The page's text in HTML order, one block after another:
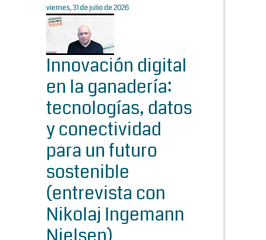
viernes, 31 de julio de 2026
Innovación digital
en la ganadería:
tecnologías, datos
y conectividad
para un futuro
sostenible
(entrevista con
Nikolaj Ingemann